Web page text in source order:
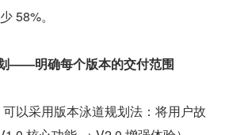
58%。
——明确每个版本的交付范围